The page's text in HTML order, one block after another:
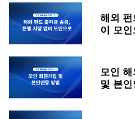
해외
이 모
모인
및 본